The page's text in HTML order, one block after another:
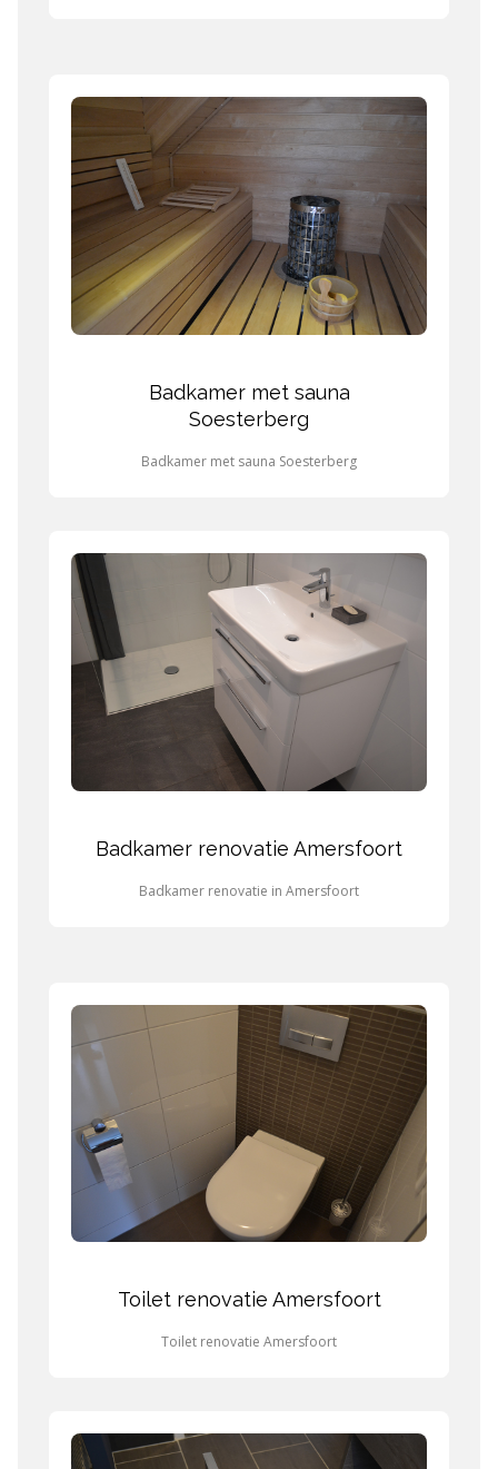
Badkamer met sauna
Soesterberg
Badkamer met sauna Soesterberg
Badkamer renovatie Amersfoort
Badkamer renovatie in Amersfoort
Toilet renovatie Amersfoort
Toilet renovatie Amersfoort